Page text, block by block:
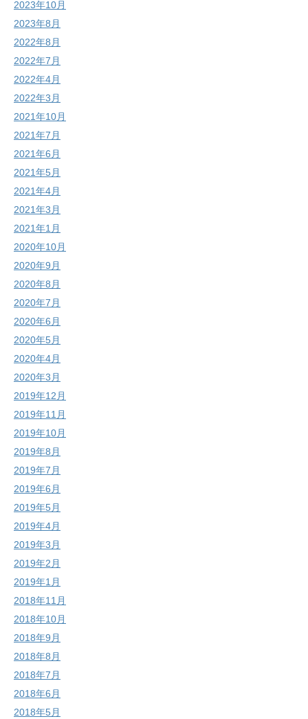
2023年10月
2023年8月
2022年8月
2022年7月
2022年4月
2022年3月
2021年10月
2021年7月
2021年6月
2021年5月
2021年4月
2021年3月
2021年1月
2020年10月
2020年9月
2020年8月
2020年7月
2020年6月
2020年5月
2020年4月
2020年3月
2019年12月
2019年11月
2019年10月
2019年8月
2019年7月
2019年6月
2019年5月
2019年4月
2019年3月
2019年2月
2019年1月
2018年11月
2018年10月
2018年9月
2018年8月
2018年7月
2018年6月
2018年5月